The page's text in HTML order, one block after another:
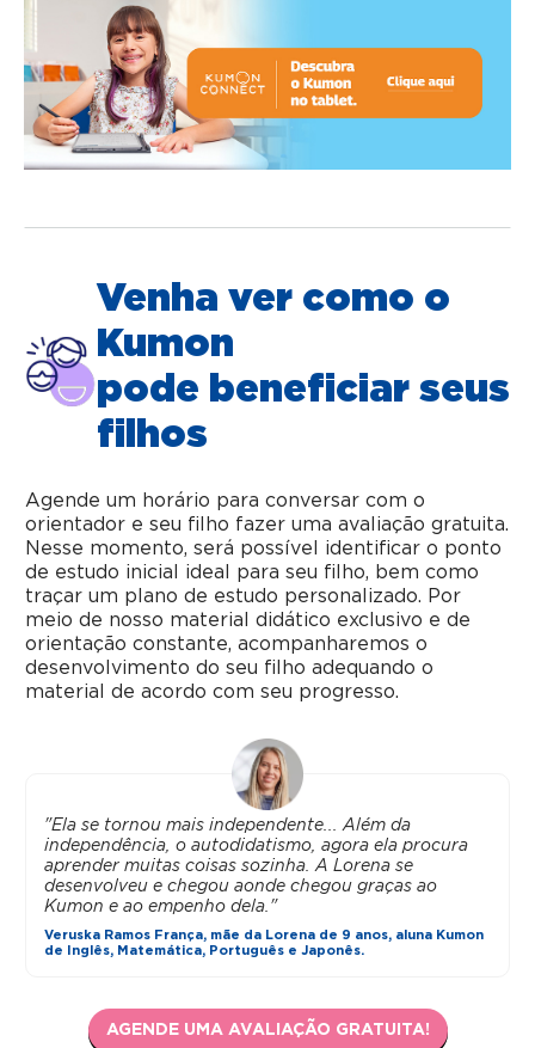
Venha ver como o
Kumon
pode beneficiar seus
filhos
Agende um horário para conversar com o
orientador e seu filho fazer uma avaliação gratuita.
Nesse momento, será possível identificar o ponto
de estudo inicial ideal para seu filho, bem como
traçar um plano de estudo personalizado. Por
meio de nosso material didático exclusivo e de
orientação constante, acompanharemos o
desenvolvimento do seu filho adequando o
material de acordo com seu progresso.
"Ela se tornou mais independente... Além da
independência, o autodidatismo, agora ela procura
aprender muitas coisas sozinha. A Lorena se
desenvolveu e chegou aonde chegou graças ao
Kumon e ao empenho dela."
Veruska Ramos França, mãe da Lorena de 9 anos, aluna Kumon
de Inglês, Matemática, Português e Japonês.
AGENDE UMA AVALIAÇÃO GRATUITA!